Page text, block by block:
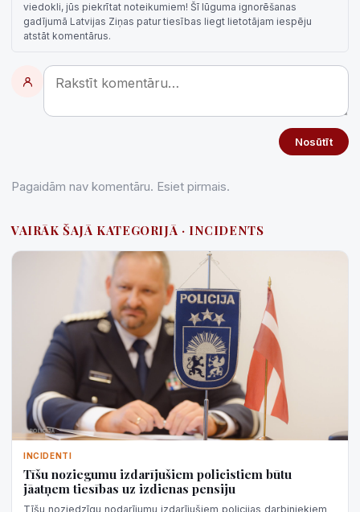
viedokli, jūs piekrītat noteikumiem! Šī lūguma ignorēšanas
gadījumā Latvijas Ziņas patur tiesības liegt lietotājam iespēju
atstāt komentārus.
Nosūtīt
Pagaidām nav komentāru. Esiet pirmais.
VAIRĀK ŠAJĀ KATEGORIJĀ · INCIDENTS
INCIDENTI
Tīšu noziegumu izdarījušiem policistiem būtu
jāatņem tiesības uz izdienas pensiju
Tīšu noziedzīgu nodarījumu izdarījušiem policijas darbiniekiem